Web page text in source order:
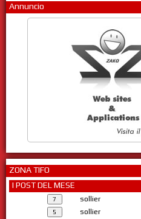
Annuncio
ZONA TIFO
I POST DEL MESE
sollier
sollier